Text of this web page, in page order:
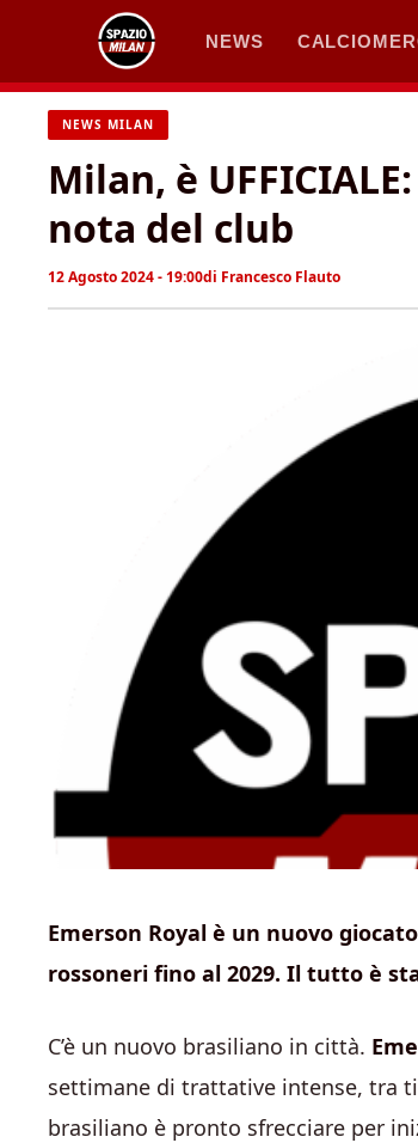
contenuto
NEWS
NEWS MILAN
Milan, è
nota del club
12 Agosto 2024 - 19:00di Francesco Flauto
Emerson Royal è un nuovo
rossoneri fino al 2029. Il tutto è
C’è un nuovo brasiliano in città.
settimane di trattative intense, tra
brasiliano è pronto sfrecciare per